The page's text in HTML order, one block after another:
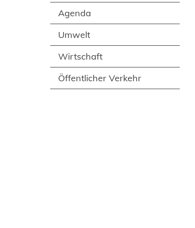
Agenda
Umwelt
Wirtschaft
Öffentlicher Verkehr